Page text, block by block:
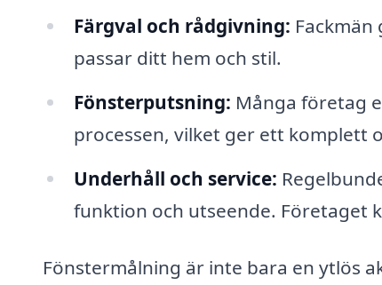
Färgval och rådgivning:
passar ditt hem och stil.
Fönsterputsning: Många företag
processen, vilket ger ett komplett
Underhåll och service:
funktion och utseende. Företaget
Fönstermålning är inte bara en ytlös